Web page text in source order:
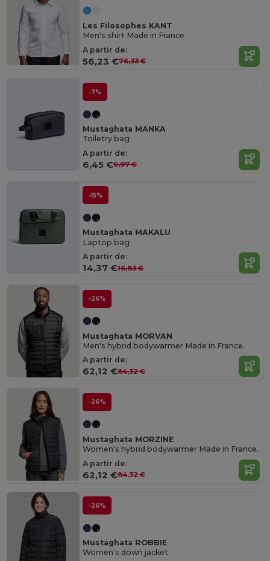
Les Filosophes KANT
Men's shirt Made in France
A partir de:
56,23 €76,33 €
-7%
Mustaghata MANKA
Toiletry bag
A partir de:
6,45 €6,97 €
-15%
Mustaghata MAKALU
Laptop bag
A partir de:
14,37 €16,83 €
-26%
Mustaghata MORVAN
Men's hybrid bodywarmer Made in France.
A partir de:
62,12 €84,32 €
-26%
Mustaghata MORZINE
Women's hybrid bodywarmer Made in France.
A partir de:
62,12 €84,32 €
-26%
Mustaghata ROBBIE
Women's down jacket